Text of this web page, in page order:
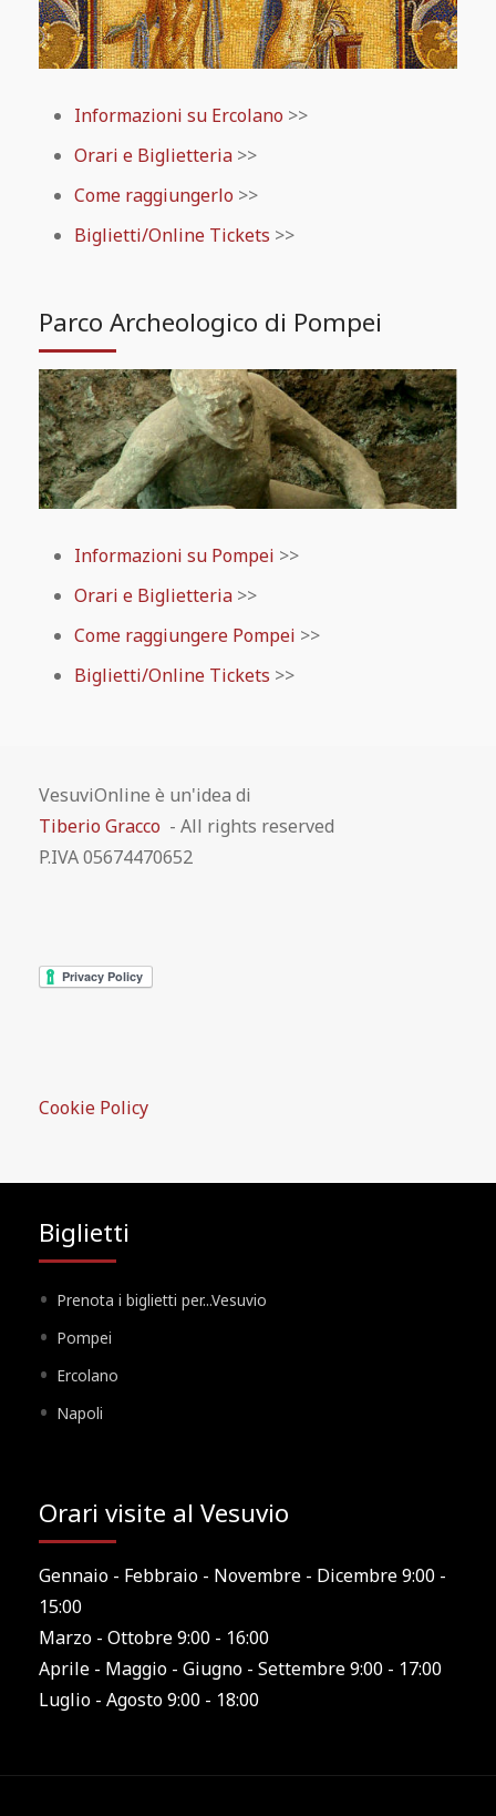
Informazioni su Ercolano >>
Orari e Biglietteria >>
Come raggiungerlo >>
Biglietti/Online Tickets >>
Parco Archeologico di Pompei
Informazioni su Pompei >>
Orari e Biglietteria >>
Come raggiungere Pompei >>
Biglietti/Online Tickets >>
VesuviOnline è un'idea di
Tiberio Gracco - All rights reserved
P.IVA 05674470652
Cookie Policy
Biglietti
Prenota i biglietti per...Vesuvio
Pompei
Ercolano
Napoli
Orari visite al Vesuvio
Gennaio - Febbraio - Novembre - Dicembre 9:00 -
15:00
Marzo - Ottobre 9:00 - 16:00
Aprile - Maggio - Giugno - Settembre 9:00 - 17:00
Luglio - Agosto 9:00 - 18:00